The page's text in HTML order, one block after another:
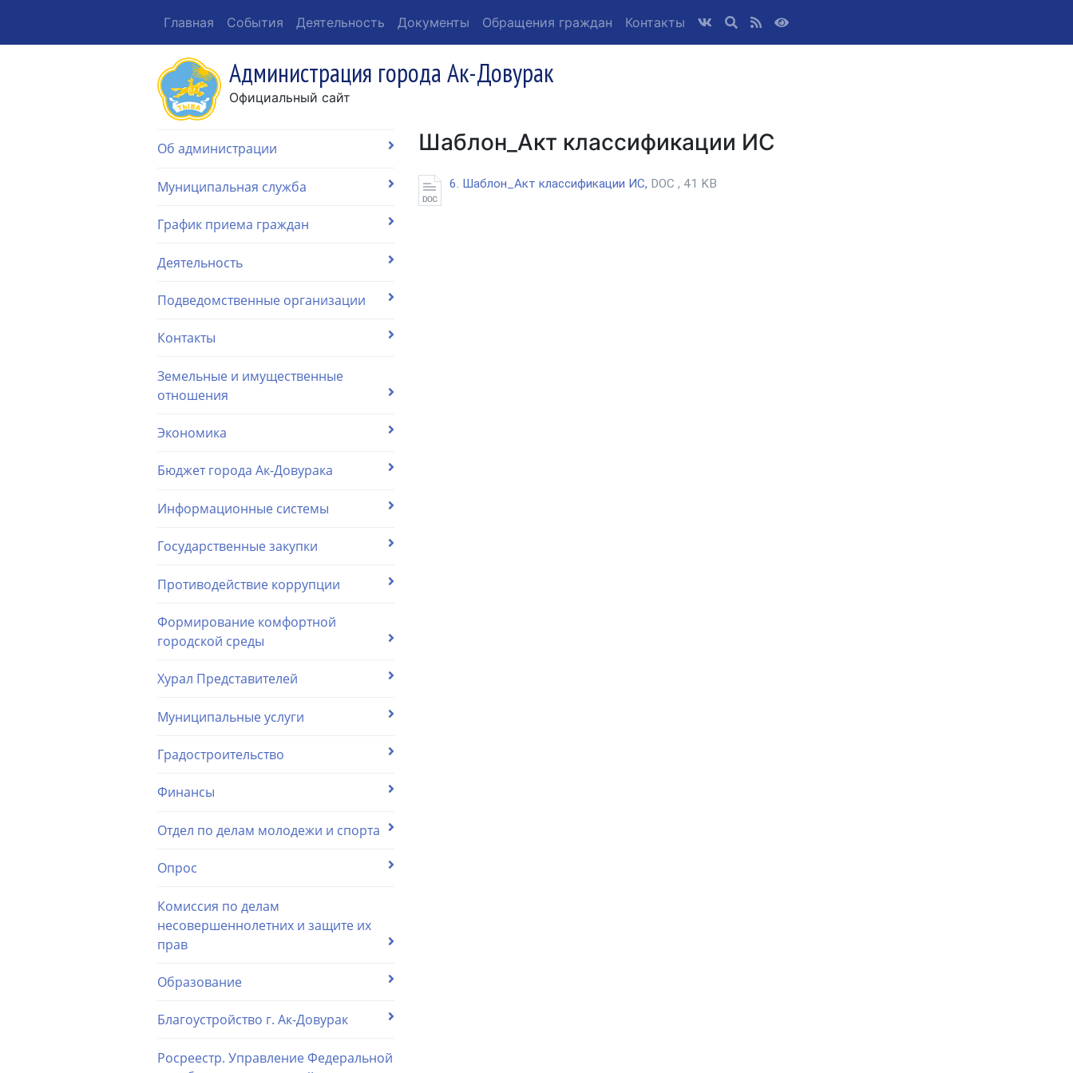
Главная События Деятельность Документы Обращения граждан Контакты
Администрация города Ак-Довурак
Официальный сайт
Об администрации
Муниципальная служба
График приема граждан
Деятельность
Подведомственные организации
Контакты
Земельные и имущественные
отношения
Экономика
Бюджет города Ак-Довурака
Информационные системы
Государственные закупки
Противодействие коррупции
Формирование комфортной
городской среды
Хурал Представителей
Муниципальные услуги
Градостроительство
Финансы
Отдел по делам молодежи и спорта
Опрос
Комиссия по делам
несовершеннолетних и защите их
прав
Образование
Благоустройство г. Ак-Довурак
Росреестр. Управление Федеральной
Шаблон_Акт классификации ИС
6. Шаблон_Акт классификации ИС, DOC , 41 KB